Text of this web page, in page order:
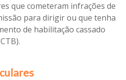
que cometeram infrações de
para dirigir ou que tenha
de habilitação cassado